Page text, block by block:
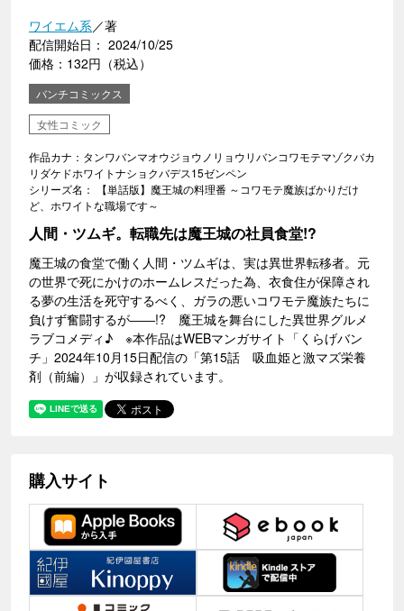
ワイエム系／著
配信開始日： 2024/10/25
価格：132円（税込）
バンチコミックス
女性コミック
作品カナ：タンワバンマオウジョウノリョウリバンコワモテマゾクバカ
リダケドホワイトナショクバデス15ゼンペン
シリーズ名： 【単話版】魔王城の料理番 ～コワモテ魔族ばかりだけ
ど、ホワイトな職場です～
人間・ツムギ。転職先は魔王城の社員食堂!?
魔王城の食堂で働く人間・ツムギは、実は異世界転移者。元
の世界で死にかけのホームレスだった為、衣食住が保障され
る夢の生活を死守するべく、ガラの悪いコワモテ魔族たちに
負けず奮闘するが――!? 魔王城を舞台にした異世界グルメ
ラブコメディ♪ ※本作品はWEBマンガサイト「くらげバン
チ」2024年10月15日配信の「第15話 吸血姫と激マズ栄養
剤（前編）」が収録されています。
購入サイト